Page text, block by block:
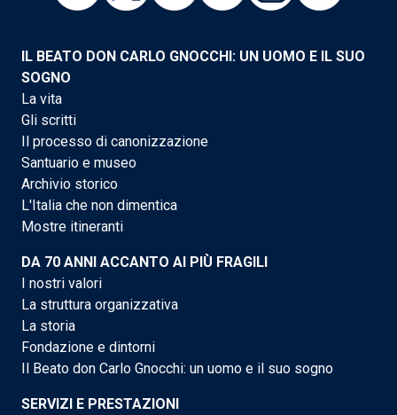
IL BEATO DON CARLO GNOCCHI: UN UOMO E IL SUO
SOGNO
La vita
Gli scritti
Il processo di canonizzazione
Santuario e museo
Archivio storico
L'Italia che non dimentica
Mostre itineranti
DA 70 ANNI ACCANTO AI PIÙ FRAGILI
I nostri valori
La struttura organizzativa
La storia
Fondazione e dintorni
Il Beato don Carlo Gnocchi: un uomo e il suo sogno
SERVIZI E PRESTAZIONI